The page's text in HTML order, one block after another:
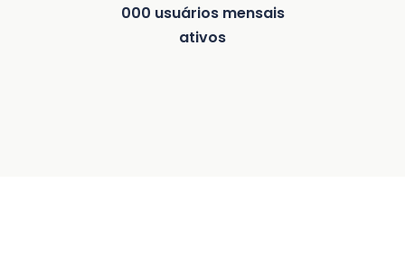
000 usuários mensais
ativos